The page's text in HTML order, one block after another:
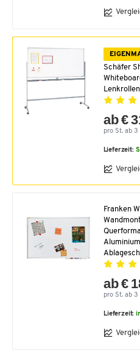
Schäfer
ab €
pro St. ab 3
Lieferzeit:
Franken
ab €
pro St. ab 3
Lieferzeit: